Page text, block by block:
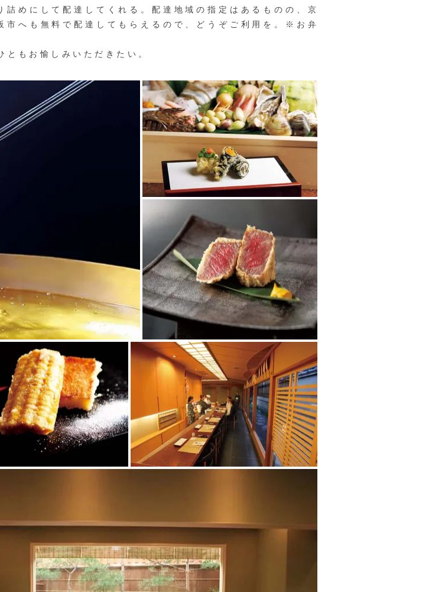
めにして配達してくれる。配達地域の指定はあるものの、京
市へも無料で配達してもらえるので、どうぞご利用を。※お弁
もお愉しみいただきたい。